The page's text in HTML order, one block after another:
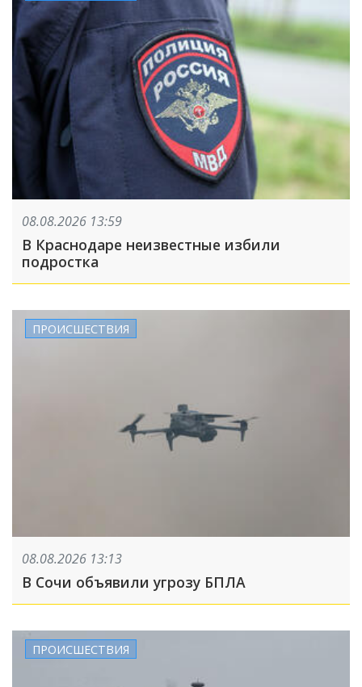
08.08.2026 13:59
В Краснодаре неизвестные избили
подростка
ПРОИСШЕСТВИЯ
08.08.2026 13:13
В Сочи объявили угрозу БПЛА
ПРОИСШЕСТВИЯ